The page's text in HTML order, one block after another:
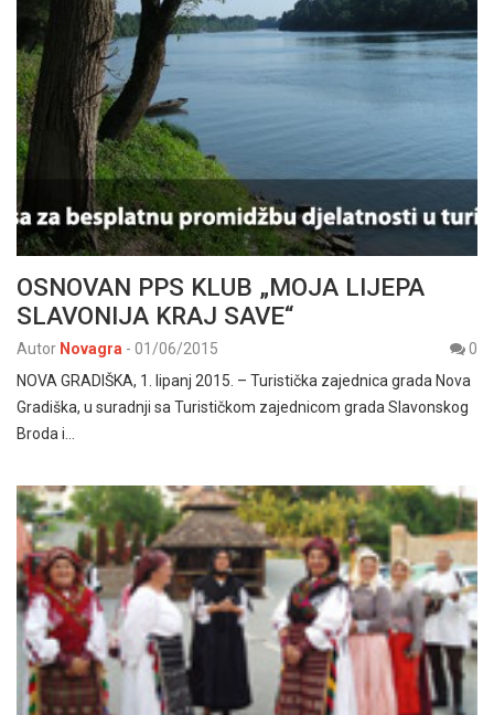
OSNOVAN PPS KLUB „MOJA LIJEPA
SLAVONIJA KRAJ SAVE“
Autor Novagra - 01/06/2015
0
NOVA GRADIŠKA, 1. lipanj 2015. – Turistička zajednica grada Nova
Gradiška, u suradnji sa Turističkom zajednicom grada Slavonskog
Broda i…